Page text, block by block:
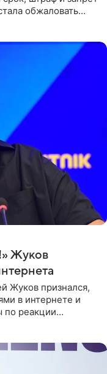
обжаловать
Жуков
Жуков признался,
в интернете и
по реакции